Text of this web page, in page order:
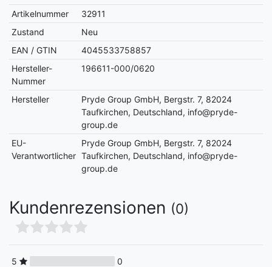
Artikelnummer
32911
Zustand
Neu
EAN / GTIN
4045533758857
Hersteller-
Nummer
196611-000/0620
Hersteller
Pryde Group GmbH, Bergstr. 7, 82024
Taufkirchen, Deutschland, info@pryde-
group.de
EU-
Verantwortlicher
Pryde Group GmbH, Bergstr. 7, 82024
Taufkirchen, Deutschland, info@pryde-
group.de
Kundenrezensionen (0)
5
0